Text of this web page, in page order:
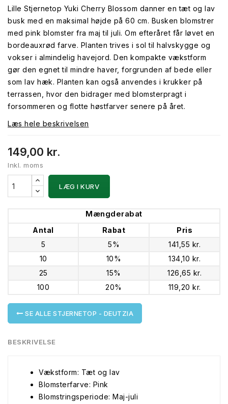
Lille Stjernetop Yuki Cherry Blossom danner en tæt og lav
busk med en maksimal højde på 60 cm. Busken blomstrer
med pink blomster fra maj til juli. Om efteråret får løvet en
bordeauxrød farve. Planten trives i sol til halvskygge og
vokser i almindelig havejord. Den kompakte vækstform
gør den egnet til mindre haver, forgrunden af bede eller
som lav hæk. Planten kan også anvendes i krukker på
terrassen, hvor den bidrager med blomsterpragt i
forsommeren og flotte høstfarver senere på året.
Læs hele beskrivelsen
149,00 kr.
Inkl. moms
LÆG I KURV
Mængderabat
Antal Rabat
Pris
5
5%
141,55 kr.
10
10%
134,10 kr.
25
15%
126,65 kr.
100
20% 119,20 kr.
SE ALLE STJERNETOP - DEUTZIA
BESKRIVELSE
Vækstform: Tæt og lav
Blomsterfarve: Pink
Blomstringsperiode: Maj-juli